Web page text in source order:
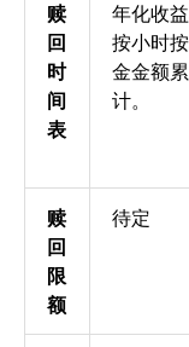
赎
回
时
间
表
年化收
按小时
金金额累
计。
赎
回
限
额
待定